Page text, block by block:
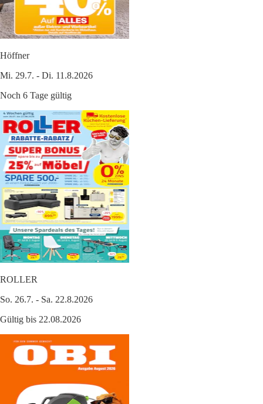
Höffner
Mi. 29.7. - Di. 11.8.2026
Noch 6 Tage gültig
ROLLER
So. 26.7. - Sa. 22.8.2026
Gültig bis 22.08.2026